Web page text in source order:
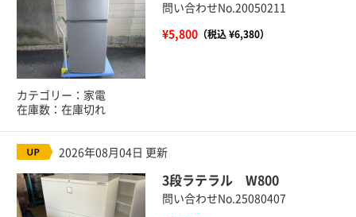
問い合わせNo.20050211
¥5,800（税込 ¥6,380）
カテゴリー：家電
在庫数：在庫切れ
2026年08月04日 更新
3段ラテラル W800
問い合わせNo.25080407